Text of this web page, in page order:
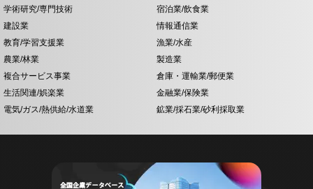
学術研究/専門技術
宿泊業/飲食業
建設業
情報通信業
教育/学習支援業
漁業/水産
農業/林業
製造業
複合サービス事業
倉庫・運輸業/郵便業
生活関連/娯楽業
金融業/保険業
電気/ガス/熱供給/水道業
鉱業/採石業/砂利採取業